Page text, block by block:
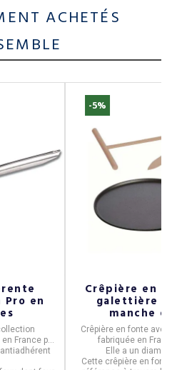
ACHETÉS
Pro en
en France par
-5%
Crêpière en
galettière
manche
Crêpière en fonte avec
fabriquée en France
Elle a un
Cette crêpière en fonte